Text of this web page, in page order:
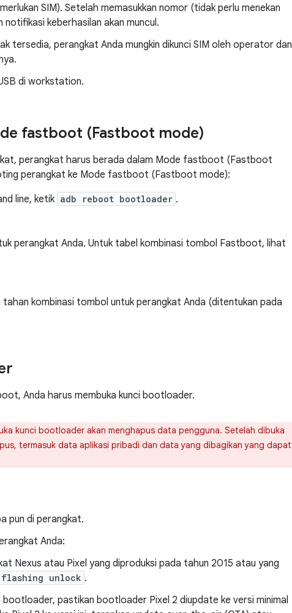
SIM). Setelah memasukkan nomor (tidak perlu menekan
notifikasi keberhasilan akan muncul.
tersedia, perangkat Anda mungkin dikunci SIM oleh operator dan
di workstation.
fastboot (Fastboot mode)
perangkat harus berada dalam Mode fastboot (Fastboot
perangkat ke Mode fastboot (Fastboot mode):
line, ketik adb reboot bootloader .
perangkat Anda. Untuk tabel kombinasi tombol Fastboot, lihat
kombinasi tombol untuk perangkat Anda (ditentukan pada
Anda harus membuka kunci bootloader.
kunci bootloader akan menghapus data pengguna. Setelah dibuka
termasuk data aplikasi pribadi dan data yang dibagikan yang dapat
pun di perangkat.
Anda:
Nexus atau Pixel yang diproduksi pada tahun 2015 atau yang
unlock .
bootloader, pastikan bootloader Pixel 2 diupdate ke versi minimal